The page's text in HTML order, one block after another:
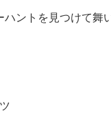
ントを見つけて